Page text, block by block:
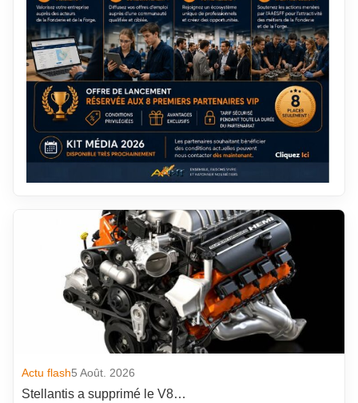
Actu flash5 Août. 2026
Stellantis a supprimé le V8…